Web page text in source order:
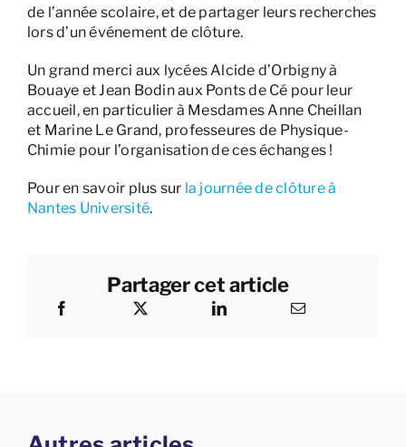
de l’année scolaire, et de partager leurs recherches
lors d’un événement de clôture.
Un grand merci aux lycées Alcide d’Orbigny à
Bouaye et Jean Bodin aux Ponts de Cé pour leur
accueil, en particulier à Mesdames Anne Cheillan
et Marine Le Grand, professeures de Physique-
Chimie pour l’organisation de ces échanges !
Pour en savoir plus sur la journée de clôture à
Nantes Université.
Partager cet article